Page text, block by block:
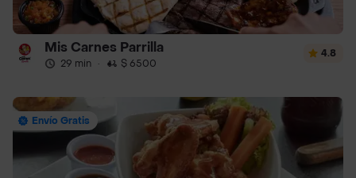
Mis Carnes Parrilla
29 min · $ 6500
4.8
Envío Gratis